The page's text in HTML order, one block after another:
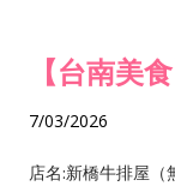
【台南美
7/03/2026
店名:新橋牛排屋（